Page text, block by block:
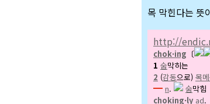
목 막힌다는 뜻
http://
chok·ing 〔
1 숨막히는
2 (감동으로) 목
━ n. 숨막힘
choking·ly ad.